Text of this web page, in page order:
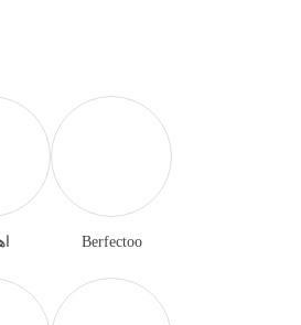
Berfectoo